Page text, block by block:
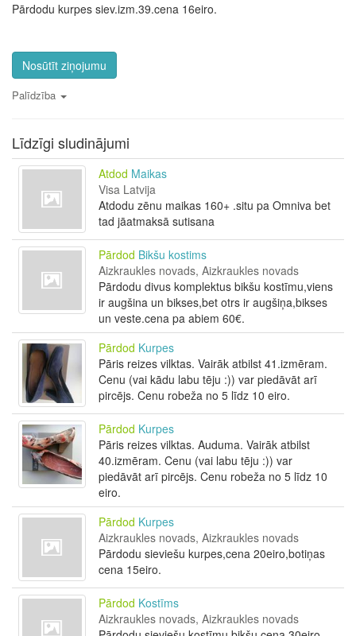
Pārdodu kurpes siev.izm.39.cena 16eiro.
Nosūtīt ziņojumu
Palīdzība
Līdzīgi sludinājumi
Atdod Maikas
Visa Latvija
Atdodu zēnu maikas 160+ .situ pa Omniva bet
tad jāatmaksā sutisana
Pārdod Bikšu kostims
Aizkraukles novads, Aizkraukles novads
Pārdodu divus komplektus bikšu kostīmu,viens
ir augšina un bikses,bet otrs ir augšiņa,bikses
un veste.cena pa abiem 60€.
Pārdod Kurpes
Pāris reizes vilktas. Vairāk atbilst 41.izmēram.
Cenu (vai kādu labu tēju :)) var piedāvāt arī
pircējs. Cenu robeža no 5 līdz 10 eiro.
Pārdod Kurpes
Pāris reizes vilktas. Auduma. Vairāk atbilst
40.izmēram. Cenu (vai labu tēju :)) var
piedāvāt arī pircējs. Cenu robeža no 5 līdz 10
eiro.
Pārdod Kurpes
Aizkraukles novads, Aizkraukles novads
Pārdodu sieviešu kurpes,cena 20eiro,botiņas
cena 15eiro.
Pārdod Kostīms
Aizkraukles novads, Aizkraukles novads